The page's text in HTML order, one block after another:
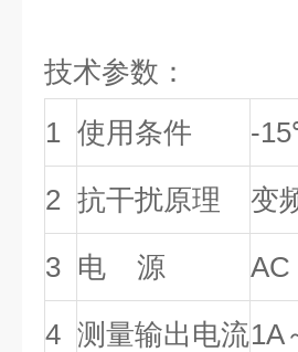
技术参数：
1 使用条件 -
2 抗干扰原理 变
3 电 源 AC
4 测量输出电流1A